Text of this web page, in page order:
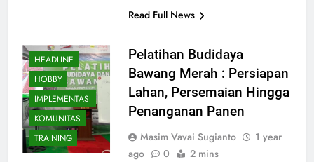
Read Full News
HEADLINE
HOBBY
IMPLEMENTASI
KOMUNITAS
TRAINING
Pelatihan Budidaya
Bawang Merah : Persiapan
Lahan, Persemaian Hingga
Penanganan Panen
Masim Vavai Sugianto
1 year
ago
0 2 mins